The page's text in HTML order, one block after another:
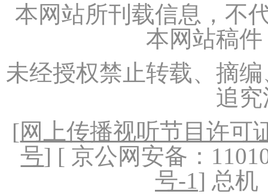
本网站所刊载信息，不
本网站稿
未经授权禁止转载、摘
追
[网上传播视听节目许可
号] [ 京公网安备：
号-1] 总机